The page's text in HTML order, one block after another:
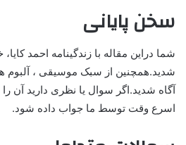
سخن پایانی
شما دراین مقاله با زندگینامه احمد
شدید.همچنین از سبک موسیقی ، آلبوم
آگاه شدید.اگر سوال یا نظری دارید آن
اسرع وقت توسط ما جواب داده شود.